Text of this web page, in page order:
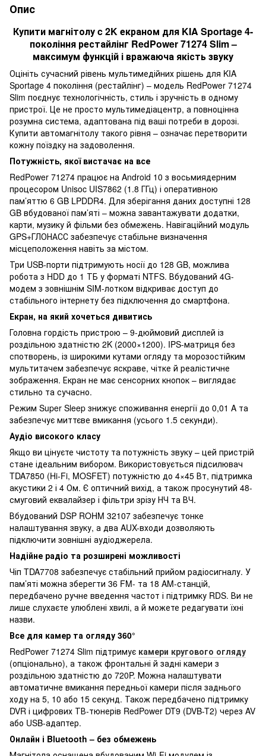
Опис
Купити магнітолу c 2K екраном для KIA Sportage 4-
покоління рестайлінг RedPower 71274 Slim –
максимум функцій і вражаюча якість звуку
Оцініть сучасний рівень мультимедійних рішень для KIA
Sportage 4 покоління (рестайлінг) – модель RedPower 71274
Slim поєднує технологічність, стиль і зручність в одному
пристрої. Це не просто мультимедіацентр, а повноцінна
розумна система, адаптована під ваші потреби в дорозі.
Купити автомагнітолу такого рівня – означає перетворити
кожну поїздку на задоволення.
Потужність, якої вистачає на все
RedPower 71274 працює на Android 10 з восьмиядерним
процесором Unisoc UIS7862 (1.8 ГГц) і оперативною
пам’яттю 6 GB LPDDR4. Для зберігання даних доступні 128
GB вбудованої пам’яті – можна завантажувати додатки,
карти, музику й фільми без обмежень. Навігаційний модуль
GPS+ГЛОНАСС забезпечує стабільне визначення
місцеположення навіть за містом.
Три USB-порти підтримують носії до 128 GB, можлива
робота з HDD до 1 ТБ у форматі NTFS. Вбудований 4G-
модем з зовнішнім SIM-лотком відкриває доступ до
стабільного інтернету без підключення до смартфона.
Екран, на який хочеться дивитись
Головна гордість пристрою – 9-дюймовий дисплей із
роздільною здатністю 2K (2000×1200). IPS-матриця без
спотворень, із широкими кутами огляду та морозостійким
мультитачем забезпечує яскраве, чітке й реалістичне
зображення. Екран не має сенсорних кнопок – виглядає
стильно та сучасно.
Режим Super Sleep знижує споживання енергії до 0,01 A та
забезпечує миттєве вмикання (усього 1.5 секунди).
Аудіо високого класу
Якщо ви цінуєте чистоту та потужність звуку – цей пристрій
стане ідеальним вибором. Використовується підсилювач
TDA7850 (Hi-Fi, MOSFET) потужністю до 4×45 Вт, підтримка
акустики 2 і 4 Ом. Є оптичний вихід, а також просунутий 48-
смуговий еквалайзер і фільтри зрізу НЧ та ВЧ.
Вбудований DSP ROHM 32107 забезпечує тонке
налаштування звуку, а два AUX-входи дозволяють
підключити зовнішні аудіоджерела.
Надійне радіо та розширені можливості
Чіп TDA7708 забезпечує стабільний прийом радіосигналу. У
пам’яті можна зберегти 36 FM- та 18 AM-станцій,
передбачено ручне введення частот і підтримку RDS. Ви не
лише слухаєте улюблені хвилі, а й можете редагувати їхні
назви.
Все для камер та огляду 360°
RedPower 71274 Slim підтримує камери кругового огляду
(опціонально), а також фронтальні й задні камери з
роздільною здатністю до 720P. Можна налаштувати
автоматичне вмикання передньої камери після заднього
ходу на 5, 10 або 15 секунд. Також передбачено підтримку
DVR і цифрових ТВ-тюнерів RedPower DT9 (DVB-T2) через AV
або USB-адаптер.
Онлайн і Bluetooth – без обмежень